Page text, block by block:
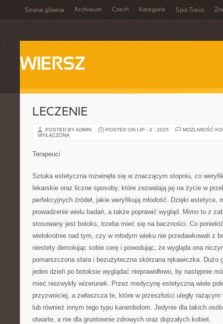
Strona główna Archiwum Czech Kategorie Spis Treści
WIERSZ
LECZENIE
POSTED BY ADMIN POSTED ON LIP - 2 - 2025
MOŻLIWOŚĆ
WYŁĄCZONA
Terapeuci
Sztuka estetyczna rozwinęła się w znaczącym stopniu, co
lekarskie oraz liczne sposoby, które zezwalają jej na życie w
perfekcyjnych źródeł, jakie weryfikują młodość. Dzięki estetyce,
prowadzenie wielu badań, a także poprawić wygląd. Mimo to z
stosowany jest botoks, trzeba mieć się na baczności. Co
wielokrotnie nad tym, czy w młodym wieku nie przedawkowali z
niestety demolując sobie cerę i powodując, że wygląda ona
pomarszczona stara i bezużyteczna skórzana rękawiczka. Dużo
jeden dzień po botoksie wyglądać nieprawidłowo, by następnie
mieć niezwykły wizerunek. Przez medycynę estetyczną wiele
przyzwoiciej, a zwłaszcza te, które w przeszłości uległy
lub również innym tego typu karambolom. Jedynie dla takich
otwarte, a nie dla gruntownie zdrowych oraz dojrzałych kobiet.